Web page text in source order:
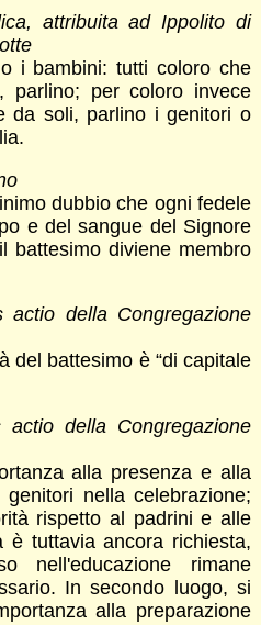
attribuita ad Ippolito di
i bambini: tutti coloro che
parlino; per coloro invece
da soli, parlino i genitori o
dubbio che ogni fedele
e del sangue del Signore
battesimo diviene membro
actio della Congregazione
del battesimo è “di capitale
actio della Congregazione
alla presenza e alla
nella celebrazione;
rispetto al padrini e alle
è tuttavia ancora richiesta,
nell'educazione rimane
In secondo luogo, si
alla preparazione